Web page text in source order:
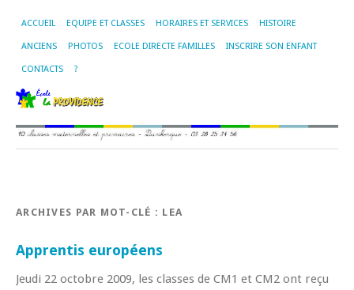
ACCUEIL EQUIPE ET CLASSES HORAIRES ET SERVICES HISTOIRE
ANCIENS PHOTOS ECOLE DIRECTE FAMILLES INSCRIRE SON ENFANT
CONTACTS ?
ARCHIVES PAR MOT-CLÉ : LEA
Apprentis européens
Jeudi 22 octobre 2009, les classes de CM1 et CM2 ont reçu